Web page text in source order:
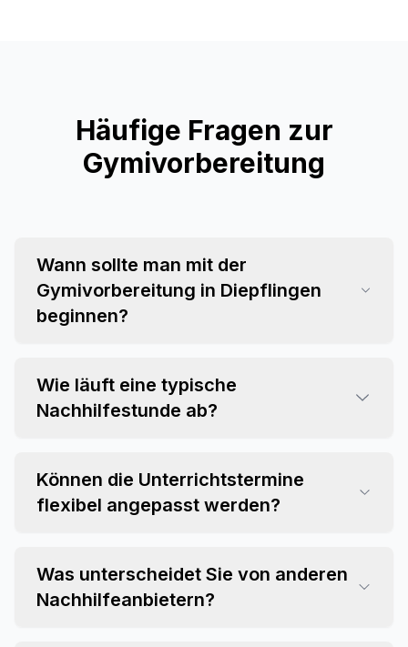
Häufige Fragen zur
Gymivorbereitung
Wann sollte man mit der
Gymivorbereitung in Diepflingen
beginnen?
Wie läuft eine typische
Nachhilfestunde ab?
Können die Unterrichtstermine
flexibel angepasst werden?
Was unterscheidet Sie von anderen
Nachhilfeanbietern?